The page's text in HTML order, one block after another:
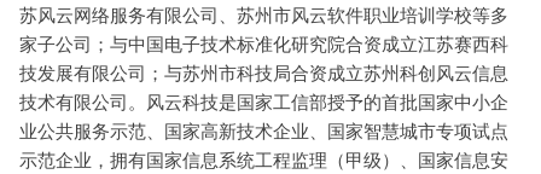
苏风云网络服务有限公司、苏州市风云软件职业培训学校等多
家子公司；与中国电子技术标准化研究院合资成立江苏赛西科
技发展有限公司；与苏州市科技局合资成立苏州科创风云信息
技术有限公司。风云科技是国家工信部授予的首批国家中小企
业公共服务示范、国家高新技术企业、国家智慧城市专项试点
示范企业，拥有国家信息系统工程监理（甲级）、国家信息安